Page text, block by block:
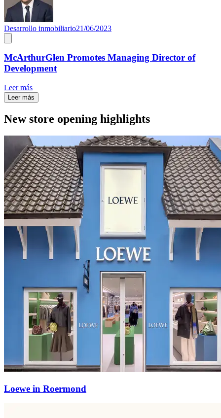
Desarrollo inmobiliario21/06/2023
McArthurGlen Promotes Managing Director of
Development
Leer más
Leer más
New store opening highlights
Loewe in Roermond